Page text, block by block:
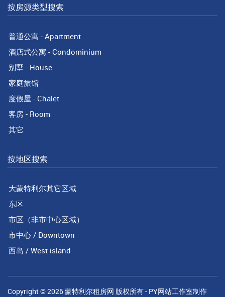
按房源类型搜索
普通公寓 - Apartment
酒店式公寓 - Condominium
别墅 - House
家庭旅馆
度假屋 - Chalet
客房 - Room
其它
按地区搜索
大蒙特利尔其它区域
东区
市区（非市中心区域）
市中心 / Downtown
西岛 / West island
Copyright © 2026蒙特利尔租房网 版权所有 - PY网站工作室制作